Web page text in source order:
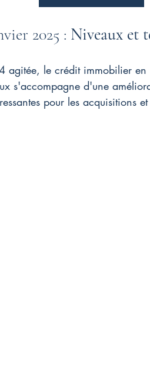
2025 : Niveaux et
agitée, le crédit immobilier en
s'accompagne d'une
pour les acquisitions